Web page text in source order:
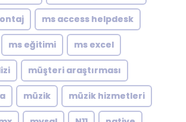
ms access helpdesk
ms eğitimi ms excel
müşteri araştırması
müzik müzik hizmetleri